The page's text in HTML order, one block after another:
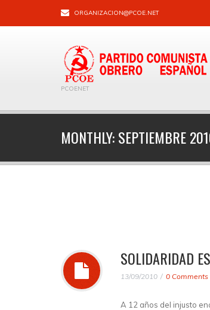
ORGANIZACION@PCOE.NET
PCOENET
MONTHLY:SEPTIEMBRE
SOLIDARIDAD
13/09/2010 0 Comments
A 12 años del injusto